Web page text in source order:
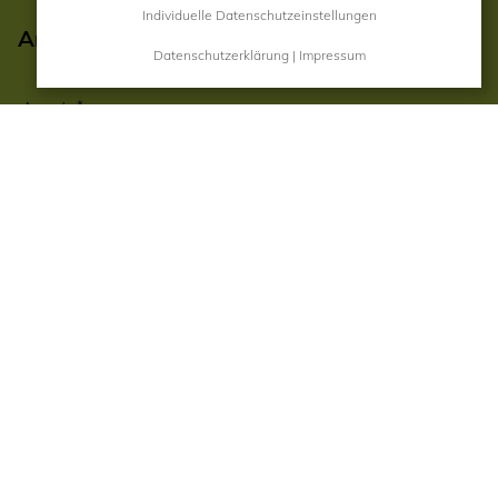
Anmeldung zum Newsletter
Anrede
Individuelle Datenschutzeinstellungen
Datenschutzerklärung | Impressum